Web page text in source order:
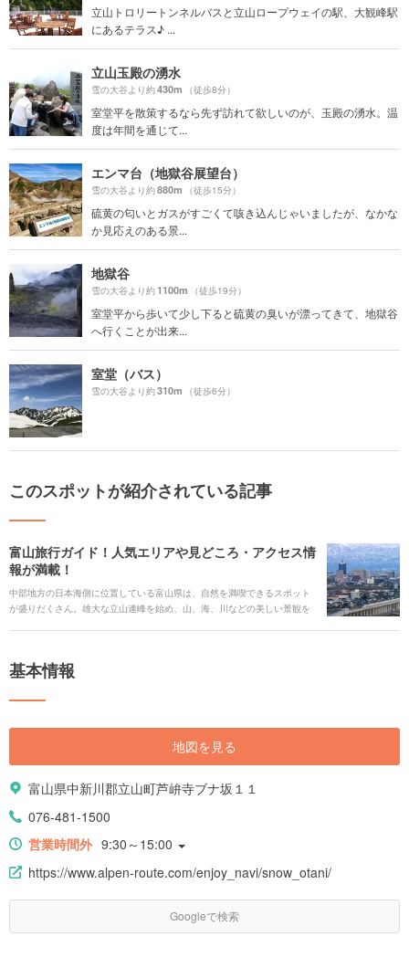
立山トロリートンネルバスと立山ロープウェイの駅、大観峰駅
にあるテラス♪ ...
立山玉殿の湧水
雪の大谷より約430m （徒歩8分）
室堂平を散策するなら先ず訪れて欲しいのが、玉殿の湧水。温
度は年間を通じて...
エンマ台（地獄谷展望台）
雪の大谷より約880m （徒歩15分）
硫黄の匂いとガスがすごくて咳き込んじゃいましたが、なかな
か見応えのある景...
地獄谷
雪の大谷より約1100m （徒歩19分）
室堂平から歩いて少し下ると硫黄の臭いが漂ってきて、地獄谷
へ行くことが出来...
室堂（バス）
雪の大谷より約310m （徒歩6分）
このスポットが紹介されている記事
富山旅行ガイド！人気エリアや見どころ・アクセス情
報が満載！
中部地方の日本海側に位置している富山県は、自然を満喫できるスポット
が盛りだくさん。雄大な立山連峰を始め、山、海、川などの美しい景観を
見物客が訪れるおわら風の盆がおすすめです。さまざまなスポットを巡
基本情報
地図を見る
富山県中新川郡立山町芦峅寺ブナ坂１１
076-481-1500
営業時間外 9:30～15:00
https://www.alpen-route.com/enjoy_navi/snow_otani/
Googleで検索